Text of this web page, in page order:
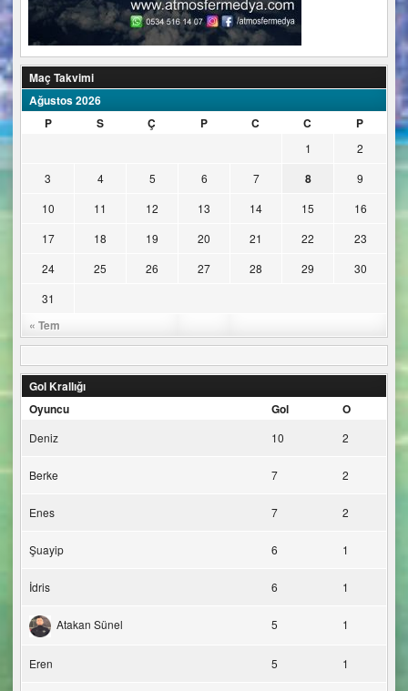
Maç Takvimi
Ağustos 2026
P
S Ç P C C P
« Tem
1
2
3
4 5 6 7 8
9
10
11 12 13 14 15
16
17
18 19 20 21 22
23
24
25 26 27 28 29
30
31
Gol Krallığı
Oyuncu
Gol O
Deniz 10 2
Berke 7 2
Enes 7 2
Şuayip 6 1
İdris 6 1
Atakan Sünel 5 1
Eren 5 1